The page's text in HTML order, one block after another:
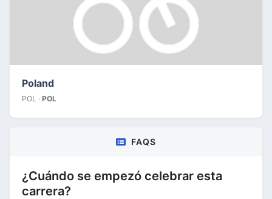
Poland
POL · POL
FAQS
¿Cuándo se empezó celebrar esta
carrera?